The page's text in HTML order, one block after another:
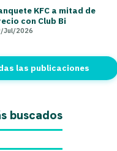
KFC a mitad de
con Club Bi
Jul/2026
las publicaciones
buscados